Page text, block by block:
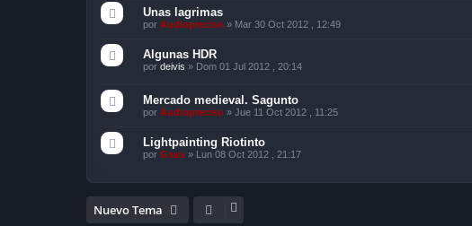
Unas lagrimas
por Audiopreciso » Mar 30 Oct 2012 , 12:49
Algunas HDR
por deivis » Dom 01 Jul 2012 , 20:14
Mercado medieval. Sagunto
por Audiopreciso » Jue 11 Oct 2012 , 11:25
Lightpainting Riotinto
por Gsus » Lun 08 Oct 2012 , 21:17
Nuevo Tema